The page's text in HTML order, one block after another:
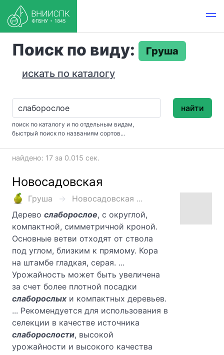
Поиск по виду:
Груша
искать по каталогу
поиск по каталогу и по отдельным видам,
быстрый поиск по названиям сортов...
найти
найдено: 17 за 0.015 сек.
Новосадовская
Груша
Новосадовская ...
Дерево слаборослое, с округлой,
компактной, симметричной кроной.
Основные ветви отходят от ствола
под углом, близким к прямому. Кора
на штамбе гладкая, серая. ...
Урожайность может быть увеличена
за счет более плотной посадки
слаборослых и компактных деревьев.
... Рекомендуется для использования в
селекции в качестве источника
слаборослости, высокой
урожайности и высокого качества